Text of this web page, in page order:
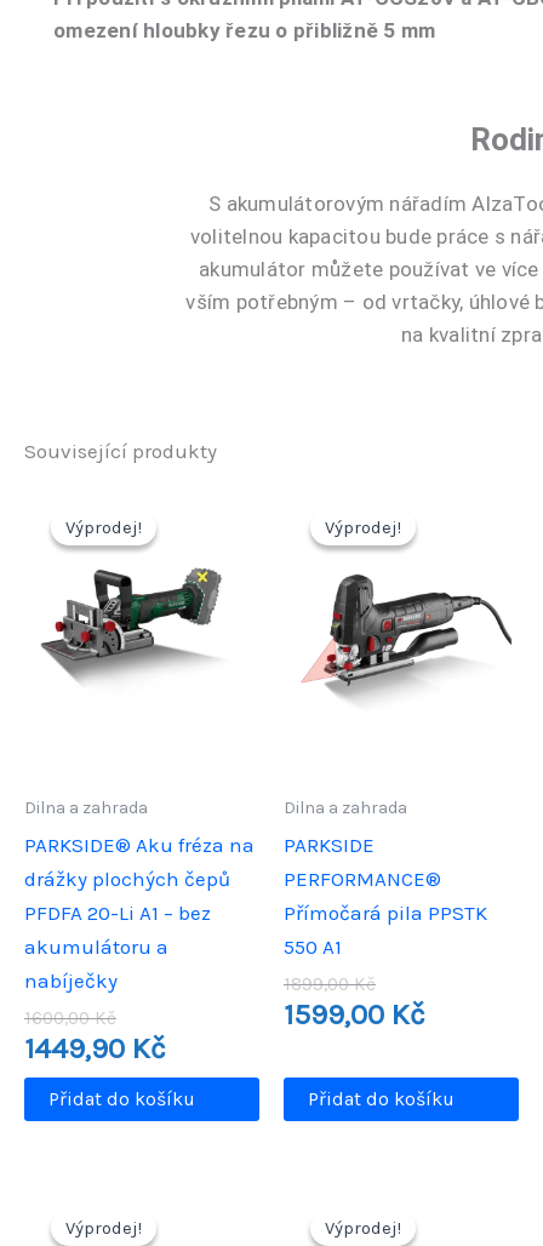
omezení hloubky řezu o přibližně 5 mm
S akumulátorovým nářadím
volitelnou kapacitou bude práce s
akumulátor můžete používat ve
vším potřebným – od vrtačky, úhlové
na kvalitní
Související produkty
Výprodej!
Výprodej!
Dilna a zahrada
PARKSIDE® Aku fréza na
drážky plochých čepů
PFDFA 20-Li A1 – bez
akumulátoru a
nabíječky
1600,00KčPůvodní
cena
byla:
1600,00 Kč.
1449,90 Kč
je:
1449,90 Kč.
Přidat do košíku
Výprodej!
Výprodej!
Dilna a zahrada
PARKSIDE
PERFORMANCE®
Přímočará pila PPSTK
550 A1
1899,00KčPůvodní
cena
byla:
1599,00 Kč
1599,00 Kč.
Přidat do košíku
Výprodej!
Výprodej! Výprodej!
Výprodej!